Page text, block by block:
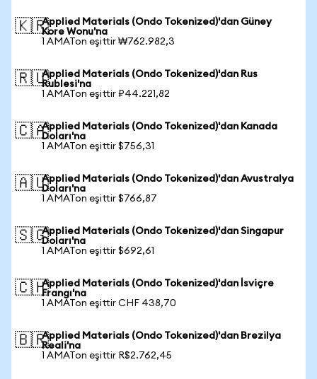
🇰🇷Applied Materials (Ondo Tokenized)'dan Güney
Kore Wonu'na
1 AMATon eşittir ₩762.982,3
🇷🇺Applied Materials (Ondo Tokenized)'dan Rus
Rublesi'na
1 AMATon eşittir ₽44.221,82
🇨🇦Applied Materials (Ondo Tokenized)'dan Kanada
Doları'na
1 AMATon eşittir $756,31
🇦🇺Applied Materials (Ondo Tokenized)'dan Avustralya
Doları'na
1 AMATon eşittir $766,87
🇸🇬Applied Materials (Ondo Tokenized)'dan Singapur
Doları'na
1 AMATon eşittir $692,61
🇨🇭Applied Materials (Ondo Tokenized)'dan İsviçre
Frangı'na
1 AMATon eşittir CHF 438,70
🇧🇷Applied Materials (Ondo Tokenized)'dan Brezilya
Reali'na
1 AMATon eşittir R$2.762,45